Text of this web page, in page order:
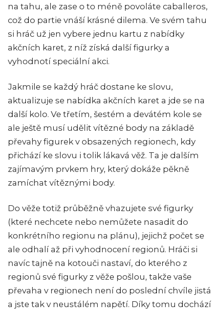
na tahu, ale zase o to méně povoláte caballeros,
což do partie vnáší krásné dilema. Ve svém tahu
si hráč už jen vybere jednu kartu z nabídky
akčních karet, z níž získá další figurky a
vyhodnotí speciální akci.
Jakmile se každý hráč dostane ke slovu,
aktualizuje se nabídka akčních karet a jde se na
další kolo. Ve třetím, šestém a devátém kole se
ale ještě musí udělit vítězné body na základě
převahy figurek v obsazených regionech, kdy
přichází ke slovu i tolik lákavá věž. Ta je dalším
zajímavým prvkem hry, který dokáže pěkně
zamíchat vítěznými body.
Do věže totiž průběžně vhazujete své figurky
(které nechcete nebo nemůžete nasadit do
konkrétního regionu na plánu), jejichž počet se
ale odhalí až při vyhodnocení regionů. Hráči si
navíc tajně na kotouči nastaví, do kterého z
regionů své figurky z věže pošlou, takže vaše
převaha v regionech není do poslední chvíle jistá
a jste tak v neustálém napětí. Díky tomu dochází